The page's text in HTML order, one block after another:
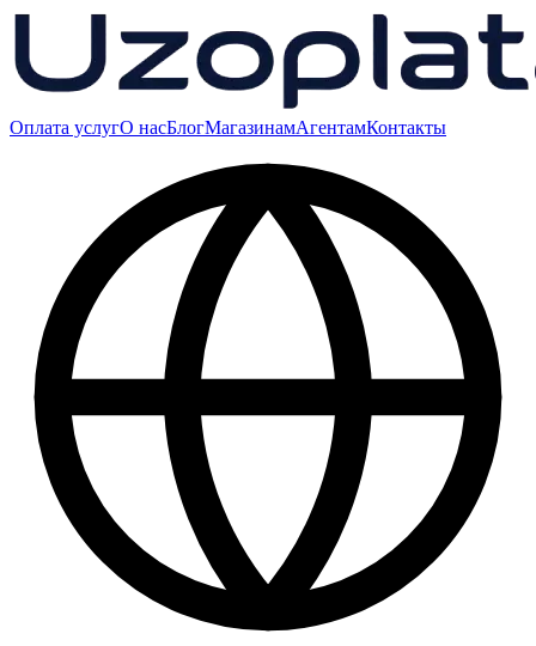
Оплата услугО насБлогМагазинамАгентамКонтакты